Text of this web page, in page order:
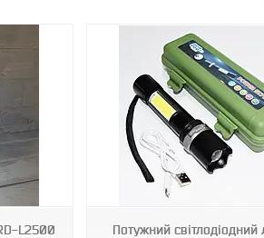
L2500
Потужний світлодіодний